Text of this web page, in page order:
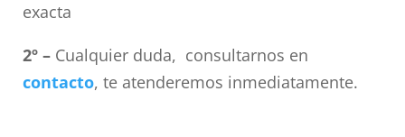
exacta
2º –Cualquier duda, consultarnos en
contacto, te atenderemos inmediatamente.